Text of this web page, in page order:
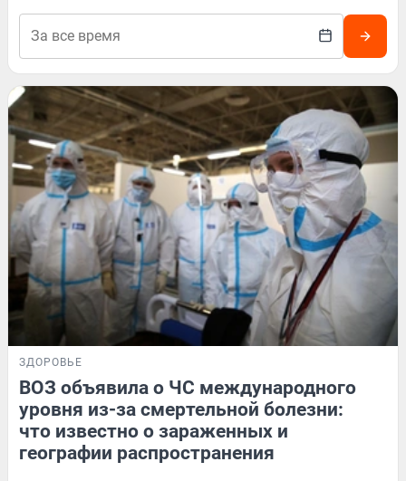
ЗДОРОВЬЕ
ВОЗ объявила о ЧС международного
уровня из-за смертельной болезни:
что известно о зараженных и
географии распространения